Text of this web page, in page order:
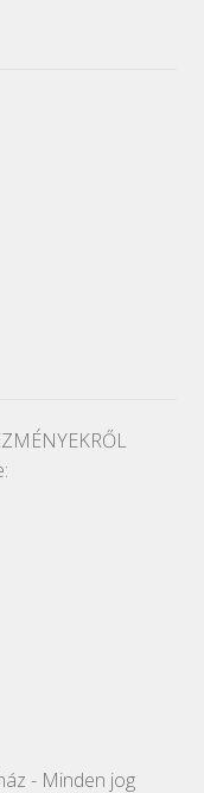
- Minden jog